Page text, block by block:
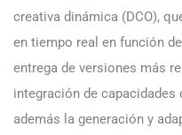
creativa dinámica (DCO),
en tiempo real en función
entrega de versiones más
integración de
además la generación y